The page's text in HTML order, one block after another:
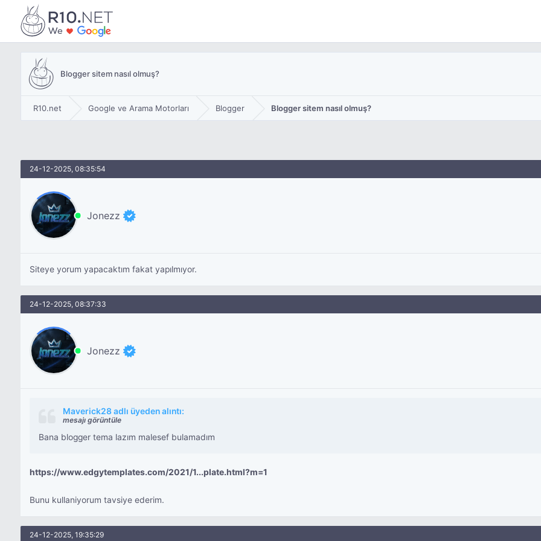
Blogger sitem nasıl olmuş?
R10.net Google ve Arama Motorları Blogger Blogger sitem nasıl olmuş?
24-12-2025, 08:35:54
Jonezz
Siteye yorum yapacaktım fakat yapılmıyor.
24-12-2025, 08:37:33
Jonezz
Maverick28 adlı üyeden alıntı:
mesajı görüntüle
Bana blogger tema lazım malesef bulamadım
https://www.edgytemplates.com/2021/1...plate.html?m=1
Bunu kullaniyorum tavsiye ederim.
24-12-2025, 19:35:29